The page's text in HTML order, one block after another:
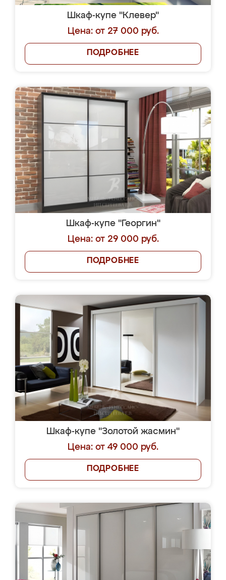
Шкаф-купе "Клевер"
Цена: от 27 000 руб.
ПОДРОБНЕЕ
Шкаф-купе "Георгин"
Цена: от 29 000 руб.
ПОДРОБНЕЕ
Шкаф-купе "Золотой жасмин"
Цена: от 49 000 руб.
ПОДРОБНЕЕ